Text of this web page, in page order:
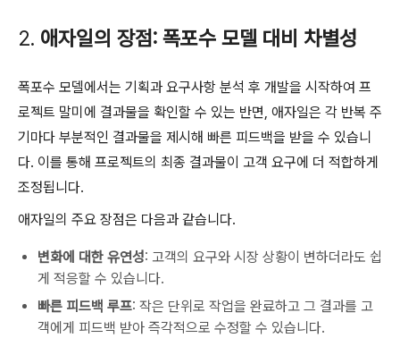
2. 애자일의 장점: 폭포수 모델 대비 차별성
폭포수 모델에서는 기획과 요구사항 분석 후 개발을 시작하여 프
로젝트 말미에 결과물을 확인할 수 있는 반면, 애자일은 각 반복 주
기마다 부분적인 결과물을 제시해 빠른 피드백을 받을 수 있습니
다. 이를 통해 프로젝트의 최종 결과물이 고객 요구에 더 적합하게
조정됩니다​.
애자일의 주요 장점은 다음과 같습니다.
변화에 대한 유연성: 고객의 요구와 시장 상황이 변하더라도 쉽
게 적응할 수 있습니다.
빠른 피드백 루프: 작은 단위로 작업을 완료하고 그 결과를 고
객에게 피드백 받아 즉각적으로 수정할 수 있습니다.